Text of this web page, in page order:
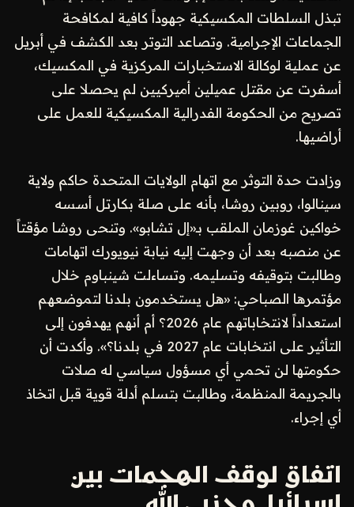
تبذل السلطات المكسيكية جهوداً كافية لمكافحة
الجماعات الإجرامية. وتصاعد التوتر بعد الكشف في أبريل
عن عملية لوكالة الاستخبارات المركزية في المكسيك،
أسفرت عن مقتل عميلين أميركيين لم يحصلا على
تصريح من الحكومة الفدرالية المكسيكية للعمل على
أراضيها.
وزادت حدة التوثر مع اتهام الولايات المتحدة حاكم ولاية
سينالوا، روبين روشا، بأنه على صلة بكارتل أسسه
خواكين غوزمان الملقب بـ«إل تشابو». وتنحى روشا مؤقتاً
عن منصبه بعد أن وجهت إليه نيابة نيويورك اتهامات
وطالبت بتوقيفه وتسليمه. وتساءلت شينباوم خلال
مؤتمرها الصباحي: «هل يستخدمون بلدنا لتموضعهم
استعداداً لانتخاباتهم عام 2026؟ أم أنهم يهدفون إلى
التأثير على انتخابات عام 2027 في بلدنا؟». وأكدت أن
حكومتها لن تحمي أي مسؤول سياسي له صلات
بالجريمة المنظمة، وطالبت بتسلم أدلة قوية قبل اتخاذ
أي إجراء.
اتفاق لوقف الهجمات بين